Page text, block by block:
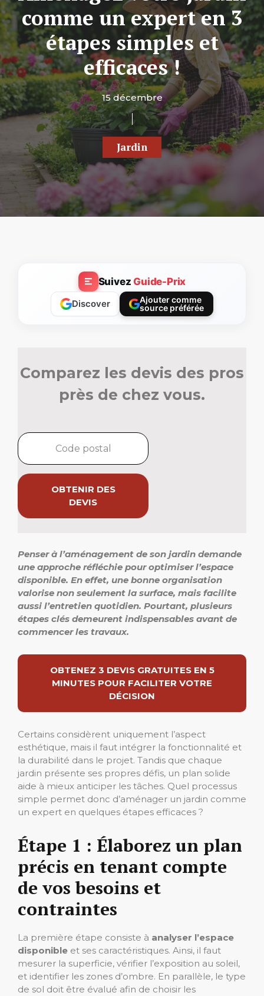
comme un expert en 3
étapes simples et
efficaces !
15 décembre
Jardin
SuivezGuide-Prix
Discover
Ajouter comme
source préférée
Comparez les devis des pros
près de chez vous.
OBTENIR DES
DEVIS
Penser à l’aménagement de son jardin demande
une approche réfléchie pour optimiser l’espace
disponible. En effet, une bonne organisation
valorise non seulement la surface, mais facilite
aussi l’entretien quotidien. Pourtant, plusieurs
étapes clés demeurent indispensables avant de
commencer les travaux.
OBTENEZ 3 DEVIS GRATUITES EN 5
MINUTES POUR FACILITER VOTRE
DÉCISION
Certains considèrent uniquement l’aspect
esthétique, mais il faut intégrer la fonctionnalité et
la durabilité dans le projet. Tandis que chaque
jardin présente ses propres défis, un plan solide
aide à mieux anticiper les tâches. Quel processus
simple permet donc d’aménager un jardin comme
un expert en quelques étapes efficaces ?
Étape 1 : Élaborez un plan
précis en tenant compte
de vos besoins et
contraintes
La première étape consiste à analyser l’espace
disponible et ses caractéristiques. Ainsi, il faut
mesurer la superficie, vérifier l’exposition au soleil,
et identifier les zones d’ombre. En parallèle, le type
de sol doit être évalué afin de choisir les